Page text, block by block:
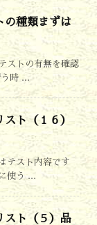
の種類まずは
ストの有無を確認
時 ...
ト（１６）
テスト内容です
使う ...
スト（５）品